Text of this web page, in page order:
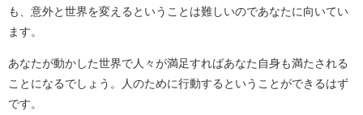
も、意外と世界を変えるということは難しいのであなたに向いてい
ます。
あなたが動かした世界で人々が満足すればあなた自身も満たされる
ことになるでしょう。人のために行動するということができるはず
です。